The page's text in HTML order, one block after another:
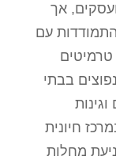
אך
עם
טרמיטים
בבתי
חיונית
מחלות